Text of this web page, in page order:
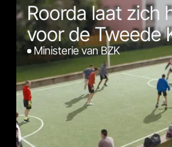
Roorda laat zich
voor de Tweede
Ministerie van BZK